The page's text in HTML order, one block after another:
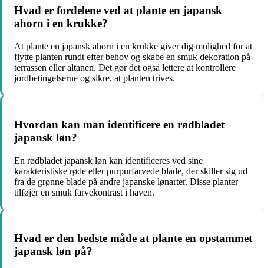
Hvad er fordelene ved at plante en japansk
ahorn i en krukke?
At plante en japansk ahorn i en krukke giver dig mulighed for at
flytte planten rundt efter behov og skabe en smuk dekoration på
terrassen eller altanen. Det gør det også lettere at kontrollere
jordbetingelserne og sikre, at planten trives.
Hvordan kan man identificere en rødbladet
japansk løn?
En rødbladet japansk løn kan identificeres ved sine
karakteristiske røde eller purpurfarvede blade, der skiller sig ud
fra de grønne blade på andre japanske lønarter. Disse planter
tilføjer en smuk farvekontrast i haven.
Hvad er den bedste måde at plante en opstammet
japansk løn på?